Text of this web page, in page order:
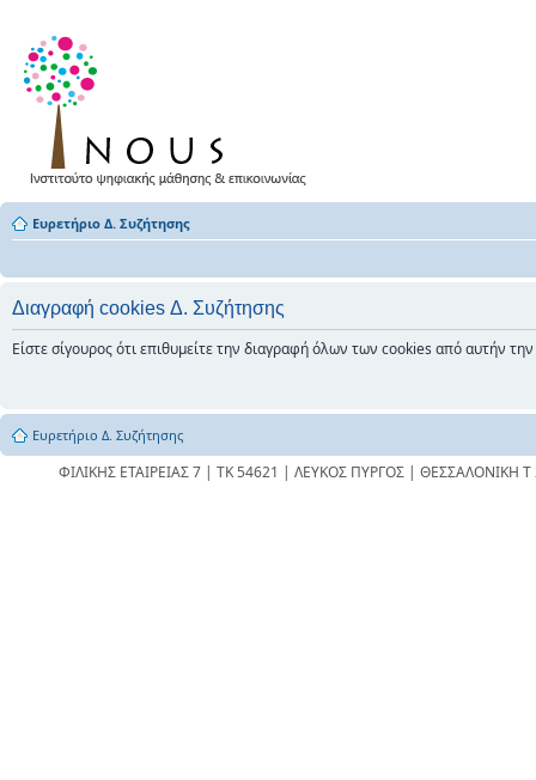
Ευρετήριο Δ. Συζήτησης
Διαγραφή cookies Δ. Συζήτησης
Είστε σίγουρος ότι επιθυμείτε την διαγραφή όλων των cookies από αυτήν
Ευρετήριο Δ. Συζήτησης
ΦΙΛΙΚΗΣ ΕΤΑΙΡΕΙΑΣ 7 | ΤΚ 54621 | ΛΕΥΚΟΣ ΠΥΡΓΟΣ | ΘΕΣΣΑΛΟΝΙΚΗ Τ